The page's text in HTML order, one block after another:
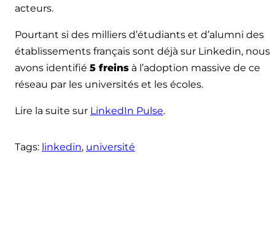
acteurs.
Pourtant si des milliers d’étudiants et d’alumni des
établissements français sont déjà sur Linkedin, nous
avons identifié 5 freins à l’adoption massive de ce
réseau par les universités et les écoles.
Lire la suite sur LinkedIn Pulse.
Tags: linkedin, université